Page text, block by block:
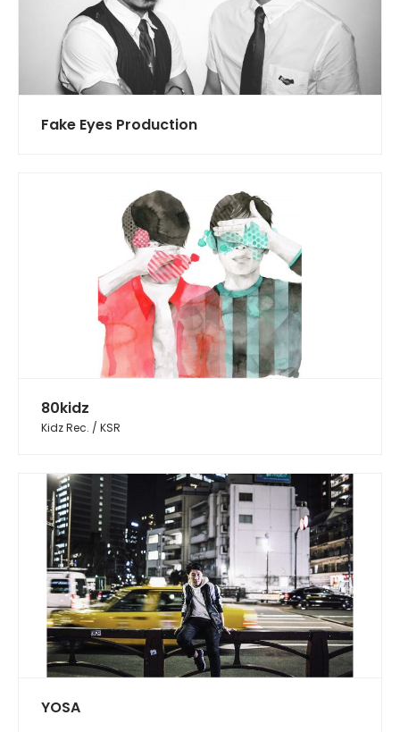
Fake Eyes Production
80kidz
Kidz Rec. / KSR
YOSA